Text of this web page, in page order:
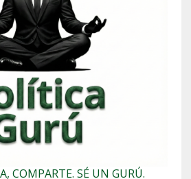
COMPARTE. SÉ UN GURÚ.